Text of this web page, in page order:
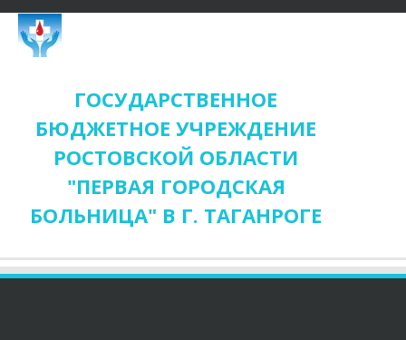
ГОСУДАРСТВЕННОЕ
БЮДЖЕТНОЕ УЧРЕЖДЕНИЕ
РОСТОВСКОЙ ОБЛАСТИ
"ПЕРВАЯ ГОРОДСКАЯ
БОЛЬНИЦА" В Г. ТАГАНРОГЕ